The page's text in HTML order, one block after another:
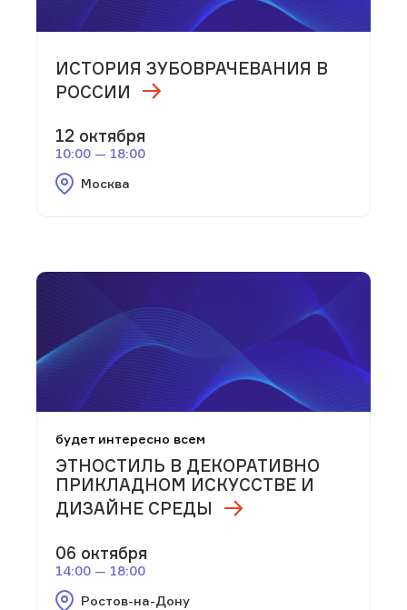
ИСТОРИЯ ЗУБОВРАЧЕВАНИЯ В
РОССИИ
12 октября
10:00 — 18:00
Москва
будет интересно всем
ЭТНОСТИЛЬ В ДЕКОРАТИВНО
ПРИКЛАДНОМ ИСКУССТВЕ И
ДИЗАЙНЕ СРЕДЫ
06 октября
14:00 — 18:00
Ростов-на-Дону